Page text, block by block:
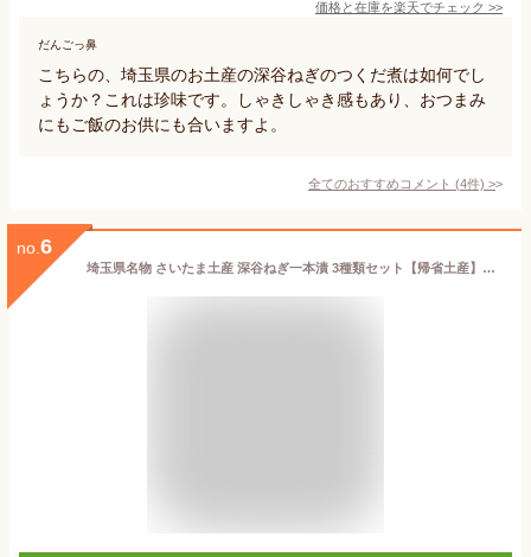
価格と在庫を楽天でチェック >>
だんごっ鼻
こちらの、埼玉県のお土産の深谷ねぎのつくだ煮は如何でし
ょうか？これは珍味です。しゃきしゃき感もあり、おつまみ
にもご飯のお供にも合いますよ。
全てのおすすめコメント (4件) >
no. 6
埼玉県名物 さいたま土産 深谷ねぎ一本漬 3種類セット【帰省土産】【夏みやげ】埼玉県ふるさと認証食品 おにぎりの具 お漬物 葱 醤油漬け 味噌漬け 食べ比べ 深谷ネギ 深谷ねぎ 漬物 ご飯 お供 やみつき つまみ ふかや 深谷ねぎ おすすめギフト マルツ食品【saitama】